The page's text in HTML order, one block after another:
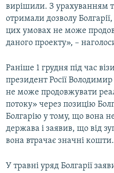
вирішили. З урахуванням
отримали дозволу
цих умовах не може
даного проекту», –
Раніше 1 грудня під час
президент Росії
не може продовжувати
потоку» через позицію
Болгарію у тому, що вона
держава і заявив, що від
вона втрачає значні кошти.
У травні уряд Болгарії